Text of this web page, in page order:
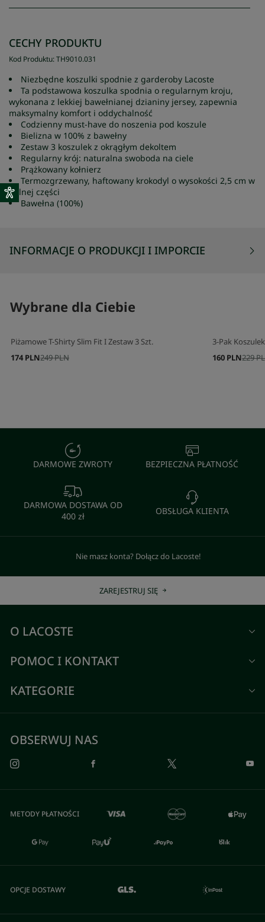
CECHY PRODUKTU
Kod Produktu:TH9010.031
Niezbędne koszulki spodnie z garderoby Lacoste
Ta podstawowa koszulka spodnia o regularnym kroju,
wykonana z lekkiej bawełnianej dzianiny jersey, zapewnia
maksymalny komfort i oddychalność
Codzienny must-have do noszenia pod koszule
Bielizna w 100% z bawełny
Zestaw 3 koszulek z okrągłym dekoltem
Regularny krój: naturalna swoboda na ciele
Prążkowany kołnierz
Termozgrzewany, haftowany krokodyl o wysokości 2,5 cm w
dolnej części
Bawełna (100%)
INFORMACJE O PRODUKCJI I IMPORCIE
Wybrane dla Ciebie
Piżamowe T-Shirty Slim Fit I Zestaw 3 Szt.
249 PLN
174 PLN
3-Pak
229
160 PLN
DARMOWE ZWROTY BEZPIECZNA PŁATNOŚĆ
DARMOWA DOSTAWA OD
400 zł
OBSŁUGA KLIENTA
Nie masz konta? Dołącz do Lacoste!
ZAREJESTRUJ SIĘ
O LACOSTE
POMOC I KONTAKT
KATEGORIE
OBSERWUJ NAS
METODY PŁATNOŚCI
OPCJE DOSTAWY